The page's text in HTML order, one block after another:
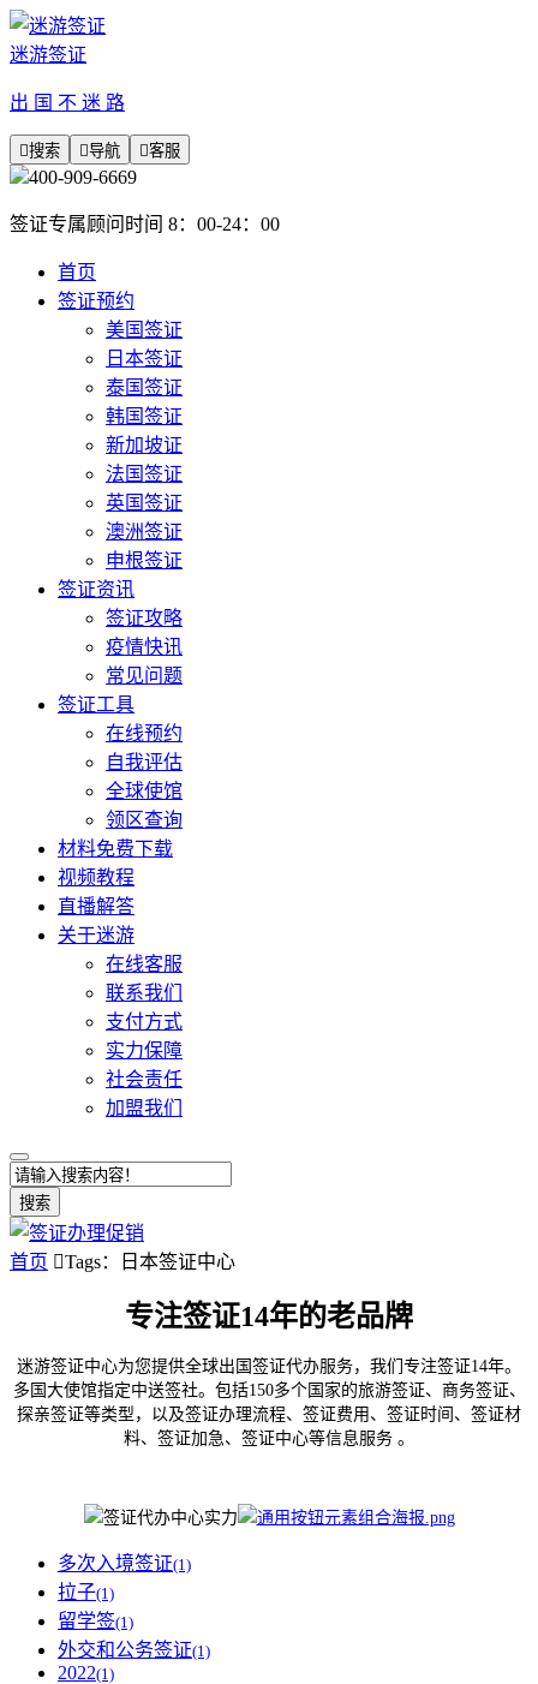
迷游签证
出 国 不 迷 路
搜索 导航 客服
400-909-6669
签证专属顾问时间 8：00-24：00
首页
签证预约
美国签证
日本签证
泰国签证
韩国签证
新加坡证
法国签证
英国签证
澳洲签证
申根签证
签证资讯
签证攻略
疫情快讯
常见问题
签证工具
在线预约
自我评估
全球使馆
领区查询
材料免费下载
视频教程
直播解答
关于迷游
在线客服
联系我们
支付方式
实力保障
社会责任
加盟我们
搜索
首页 Tags：日本签证中心
专注签证14年的老品牌
迷游签证中心为您提供全球出国签证代办服务，我们专注签证14年。
多国大使馆指定中送签社。包括150多个国家的旅游签证、商务签证、
探亲签证等类型，以及签证办理流程、签证费用、签证时间、签证材
料、签证加急、签证中心等信息服务 。
多次入境签证(1)
拉子(1)
留学签(1)
外交和公务签证(1)
2022(1)